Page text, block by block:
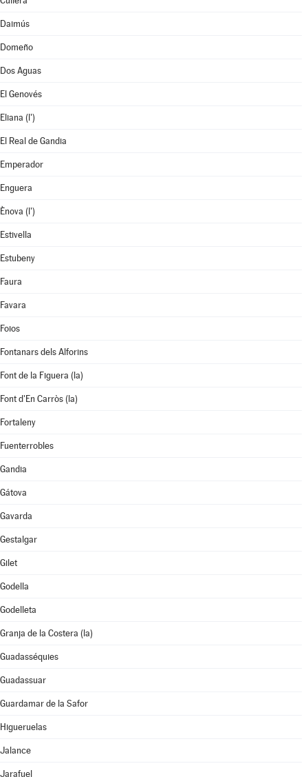
Daimús
Domeño
Dos Aguas
El Genovés
Eliana (l')
El Real de Gandia
Emperador
Enguera
Ènova (l')
Estivella
Estubeny
Faura
Favara
Foios
Fontanars dels Alforins
Font de la Figuera (la)
Font d'En Carròs (la)
Fortaleny
Fuenterrobles
Gandia
Gátova
Gavarda
Gestalgar
Gilet
Godella
Godelleta
Granja de la Costera (la)
Guadasséquies
Guadassuar
Guardamar de la Safor
Higueruelas
Jalance
Jarafuel